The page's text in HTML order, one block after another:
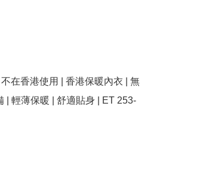
在香港使用 | 香港保暖內衣 | 無
| 輕薄保暖 | 舒適貼身 | ET 253-